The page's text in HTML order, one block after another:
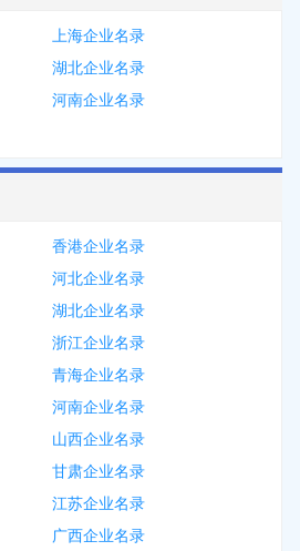
上海企业名录
湖北企业名录
河南企业名录
香港企业名录
河北企业名录
湖北企业名录
浙江企业名录
青海企业名录
河南企业名录
山西企业名录
甘肃企业名录
江苏企业名录
广西企业名录